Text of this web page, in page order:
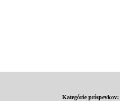
Kategórie príspevkov: